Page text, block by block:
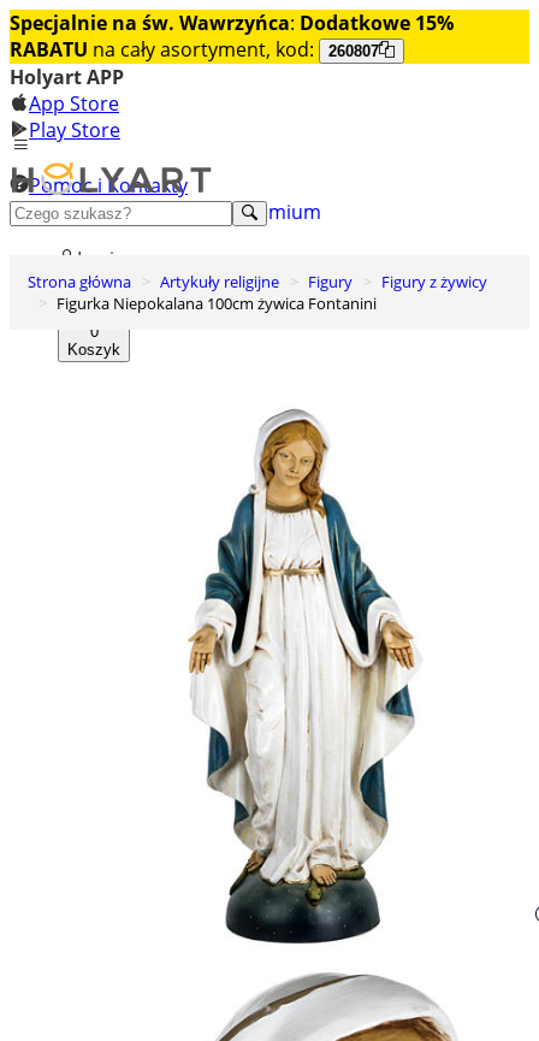
Specjalnie na św. Wawrzyńca: Dodatkowe 15%
RABATU na cały asortyment, kod: 260807
Holyart APP
App Store
Play Store
Pomoc i Kontakty
+48 222 922 860
Odkryj premium
Login
Lista życzeń
0
Koszyk
Strona główna Artykuły religijne Figury
Figury z żywicy
Figurka Niepokalana 100cm żywica Fontanini